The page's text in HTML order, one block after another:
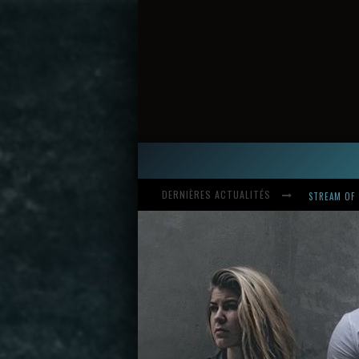
DERNIÈRES ACTUALITÉS
STREAM